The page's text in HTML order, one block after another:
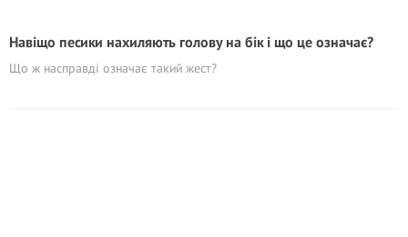
Навіщо песики нахиляють голову на бік і що це означає?
Що ж насправді означає такий жест?